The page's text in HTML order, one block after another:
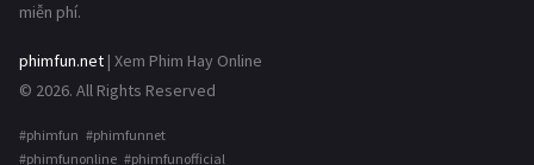
miễn phí.
phimfun.net | Xem Phim Hay Online
© 2026. All Rights Reserved
#phimfun #phimfunnet
#phimfunonline #phimfunofficial